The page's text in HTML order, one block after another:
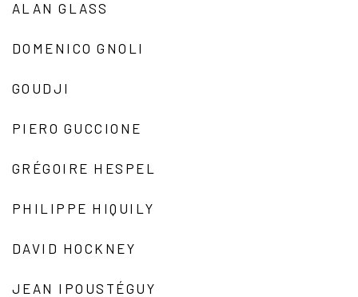
ALAN GLASS
DOMENICO GNOLI
GOUDJI
PIERO GUCCIONE
GRÉGOIRE HESPEL
PHILIPPE HIQUILY
DAVID HOCKNEY
JEAN IPOUSTÉGUY